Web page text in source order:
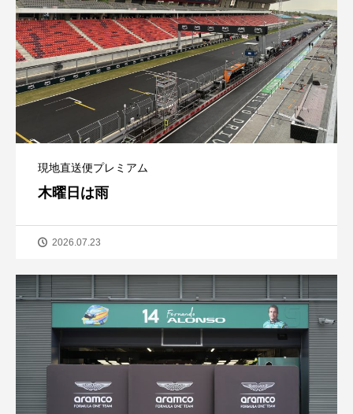
現地直送便プレミアム
木曜日は雨
2026.07.23